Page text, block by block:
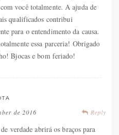
você totalmente. A ajuda de
qualificados contribui
para o entendimento da causa.
essa parceria! Obrigado
Bjocas e bom feriado!
Reply
de 2016
verdade abrirá os braços para